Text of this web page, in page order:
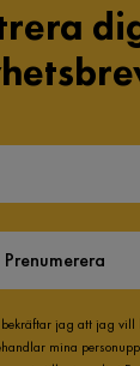
Prenumerera
jag att jag vill
mina